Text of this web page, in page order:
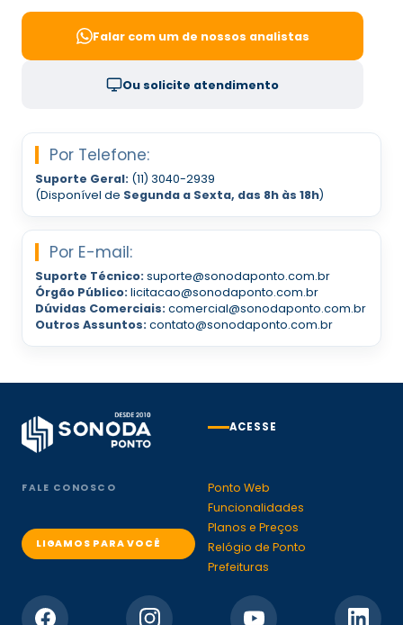
Falar com um de nossos analistas
Ou solicite atendimento
Por Telefone:
Suporte Geral: (11) 3040-2939
(Disponível de Segunda a Sexta, das 8h às 18h)
Por E-mail:
Suporte Técnico: suporte@sonodaponto.com.br
Órgão Público: licitacao@sonodaponto.com.br
Dúvidas Comerciais: comercial@sonodaponto.com.br
Outros Assuntos: contato@sonodaponto.com.br
FALE CONOSCO
LIGAMOS PARA VOCÊ
ACESSE
Ponto Web
Funcionalidades
Planos e Preços
Relógio de Ponto
Prefeituras